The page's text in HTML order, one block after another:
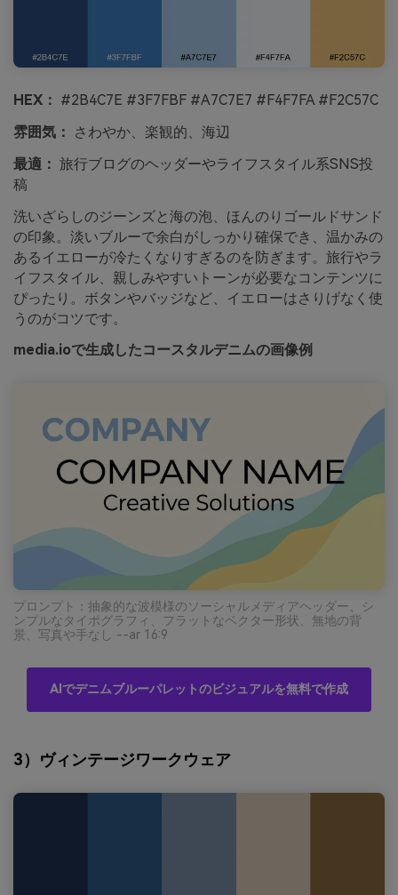
HEX： #2B4C7E #3F7FBF #A7C7E7 #F4F7FA #F2C57C
雰囲気：
さわやか、楽観的、海辺
最適： 旅行ブログのヘッダーやライフスタイル系SNS投
稿
洗いざらしのジーンズと海の泡、ほんのりゴールドサンド
の印象。淡いブルーで余白がしっかり確保でき、温かみの
あるイエローが冷たくなりすぎるのを防ぎます。旅行やラ
イフスタイル、親しみやすいトーンが必要なコンテンツに
ぴったり。ボタンやバッジなど、イエローはさりげなく使
うのがコツです。
media.ioで生成したコースタルデニムの画像例
プロンプト：抽象的な波模様のソーシャルメディアヘッダー、シ
ンプルなタイポグラフィ、フラットなベクター形状、無地の背
景、写真や手なし --ar 16:9
AIでデニムブルーパレットのビジュアルを無料で作成
3）ヴィンテージワークウェア